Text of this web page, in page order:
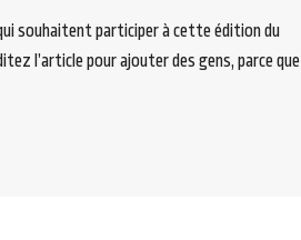
souhaitent participer à cette édition du
l’article pour ajouter des gens, parce que